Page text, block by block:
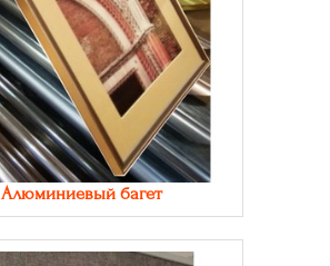
Алюминиевый багет